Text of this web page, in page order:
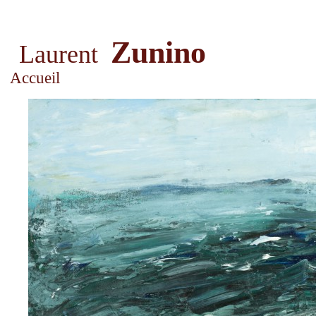
Accueil
Laurent Zunino